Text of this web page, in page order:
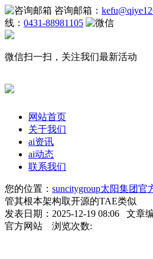
咨询邮箱：
线： 0431-88981105
微信扫一扫，关注我们最新活动
网站首页
关于我们
ai资讯
ai动态
联系我们
您的位置： suncitygroup太阳集团官
管其根本架构取开源的TAE类似
发表日期：2025-12-19 08:06 文章
官方网站 浏览次数: